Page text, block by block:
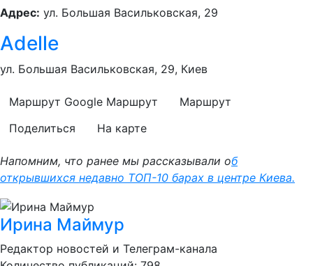
Адрес: ул. Большая Васильковская, 29
Adelle
ул. Большая Васильковская, 29, Киев
Маршрут Google Маршрут
Маршрут
Поделиться
На карте
Напомним, что ранее мы рассказывали об
открывшихся недавно ТОП-10 барах в центре Киева.
Ирина Маймур
Редактор новостей и Телеграм-канала